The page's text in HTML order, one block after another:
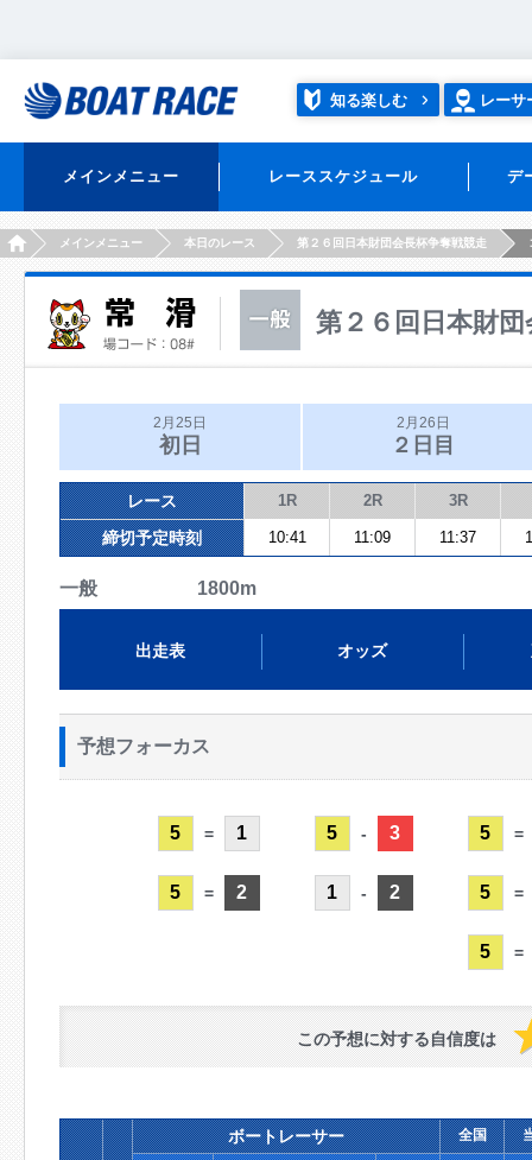
知る楽しむ レーサ
メインメニュー レーススケジュール デ
HOMEメインメニュー 本日のレース 第２６回日本財団会長杯争奪戦競走
第２６回日本財
2月25日
初日
2月26日
２日目
レース 1R 2R 3R
締切予定時刻 10:41 11:09 11:37
一般 1800m
出走表 オッズ
予想フォーカス
5 = 1
5 = 2
5 - 3
1 - 2
5 =
5 =
5 =
この予想に対する自信度は
ボートレーサー 全国